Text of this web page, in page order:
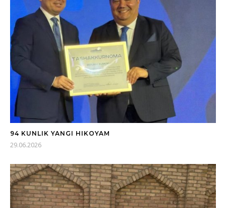
94 KUNLIK YANGI HIKOYAM
29.06.2026